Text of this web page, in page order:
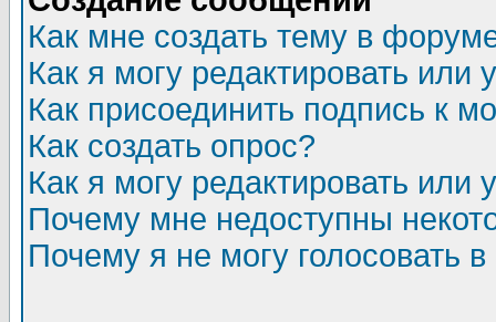
Как мне создать тему в
Как я могу редактировать или
Как присоединить подпись к
Как создать опрос?
Как я могу редактировать или
Почему мне недоступны
Почему я не могу голосовать